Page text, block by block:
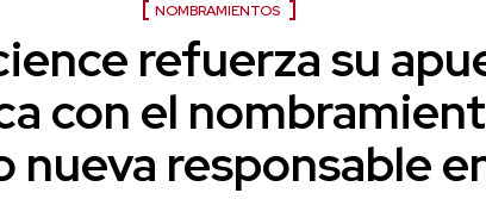
NOMBRAMIENTOS
refuerza su
con el
nueva responsable